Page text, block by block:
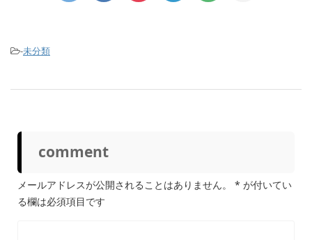
-未分類
comment
メールアドレスが公開されることはありません。 * が付いてい
る欄は必須項目です